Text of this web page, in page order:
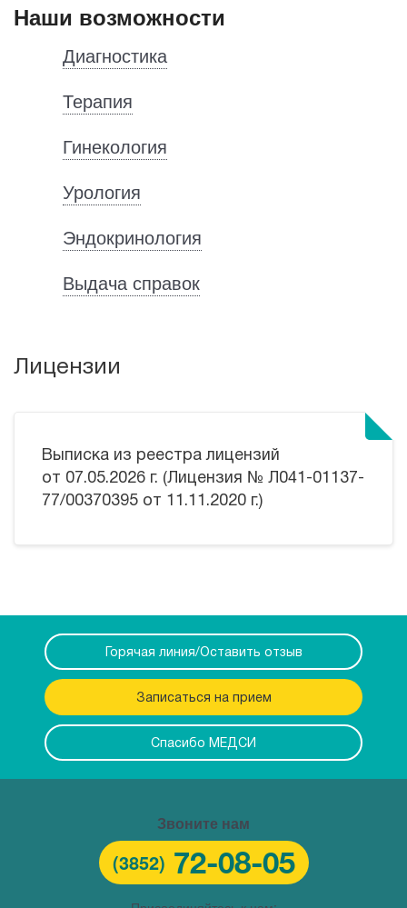
Наши возможности
Диагностика
Терапия
Гинекология
Урология
Эндокринология
Выдача справок
Лицензии
Выписка из реестра лицензий
от 07.05.2026 г. (Лицензия № Л041-01137-
77/00370395 от 11.11.2020 г.)
Горячая линия/Оставить отзыв
Записаться на прием
Спасибо МЕДСИ
Звоните нам
(3852) 72-08-05